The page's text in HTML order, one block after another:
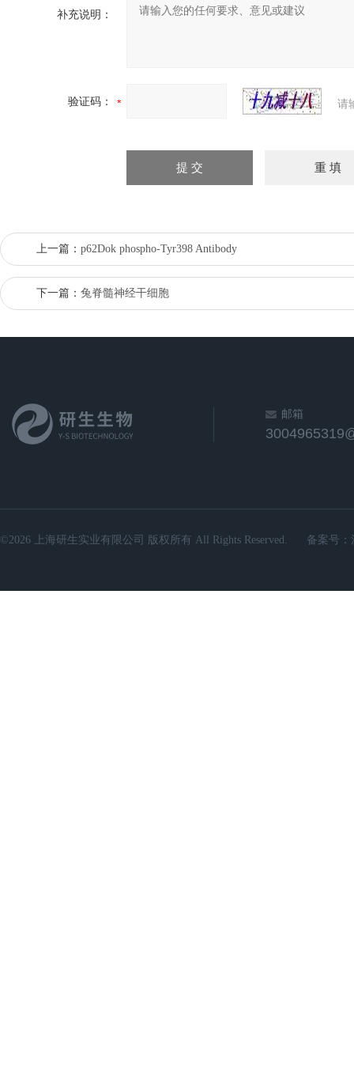
补充说明：
验证码： 请
上一篇： p62Dok phospho-Tyr398 Antibody
下一篇： 兔脊髓神经干细胞
邮箱
©2026 上海研生实业有限公司 版权所有 All Rights Reserved. 备案号：